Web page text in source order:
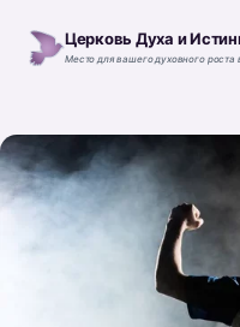
Церковь Духа и
Место для вашего духовного роста